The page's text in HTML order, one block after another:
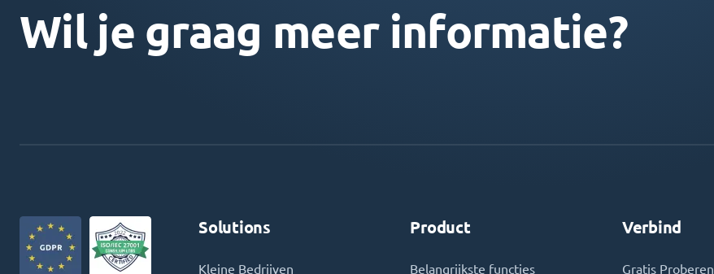
Wil je graag meer informatie?
Solutions
Kleine Bedrijven
Product
Belangrijkste functies
Verbind
Gratis Proberen